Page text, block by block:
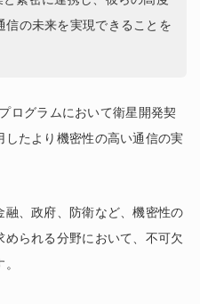
信の未来を実現できることを
ログラムにおいて衛星開発契
たより機密性の高い通信の実
融、政府、防衛など、機密性の
られる分野において、不可欠